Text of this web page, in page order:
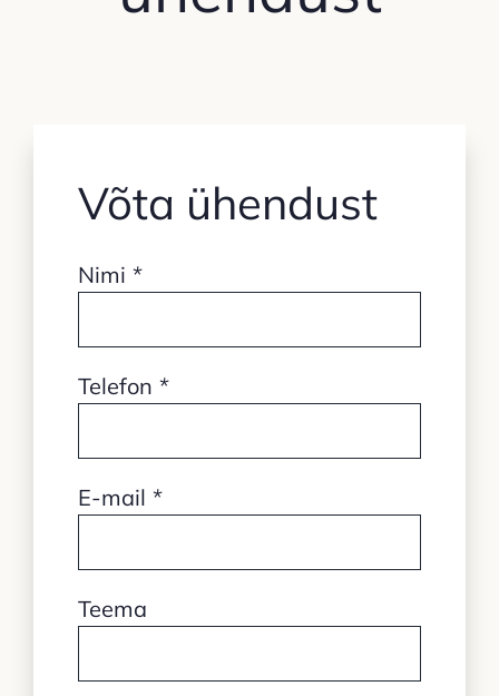
Võta ühendust
Nimi *
Telefon *
E-mail *
Teema